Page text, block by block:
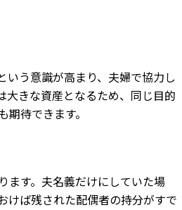
いう意識が高まり、夫婦で協力し
大きな資産となるため、同じ目的
待できます。
ます。夫名義だけにしていた場
けば残された配偶者の持分がすで